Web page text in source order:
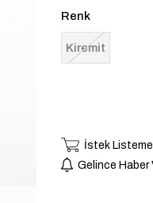
Renk
Kiremit
İstek
Gelince Haber